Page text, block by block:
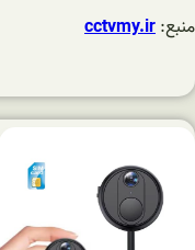
منبع:cctvmy.ir